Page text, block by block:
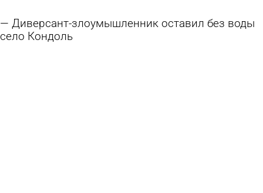
Диверсант-злоумышленник оставил без воды
село Кондоль